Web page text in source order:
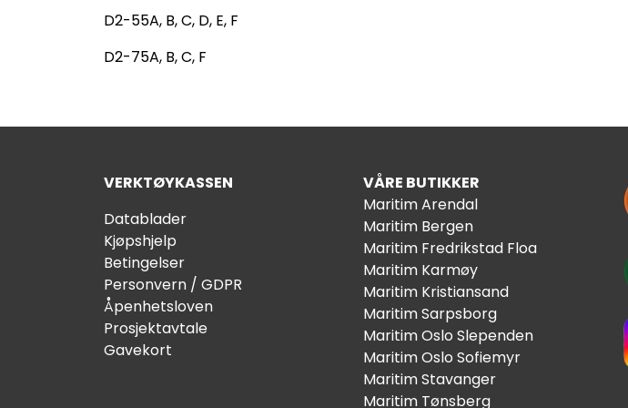
D2-55A, B, C, D, E, F
D2-75A, B, C, F
VERKTØYKASSEN
Datablader
Kjøpshjelp
Betingelser
Personvern / GDPR
Åpenhetsloven
Prosjektavtale
Gavekort
VÅRE BUTIKKER
Maritim Arendal
Maritim Bergen
Maritim Fredrikstad Floa
Maritim Karmøy
Maritim Kristiansand
Maritim Sarpsborg
Maritim Oslo Slependen
Maritim Oslo Sofiemyr
Maritim Stavanger
Maritim Tønsberg